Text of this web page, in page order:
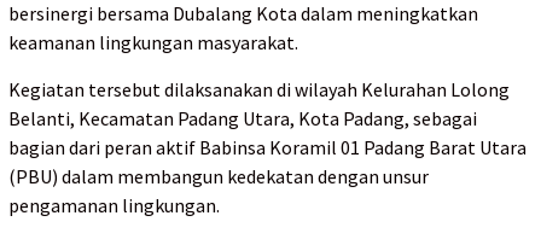
bersinergi bersama Dubalang Kota dalam meningkatkan
keamanan lingkungan masyarakat.
Kegiatan tersebut dilaksanakan di wilayah Kelurahan Lolong
Belanti, Kecamatan Padang Utara, Kota Padang, sebagai
bagian dari peran aktif Babinsa Koramil 01 Padang Barat Utara
(PBU) dalam membangun kedekatan dengan unsur
pengamanan lingkungan.